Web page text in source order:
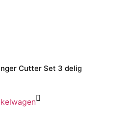
Cutter Set 3 delig